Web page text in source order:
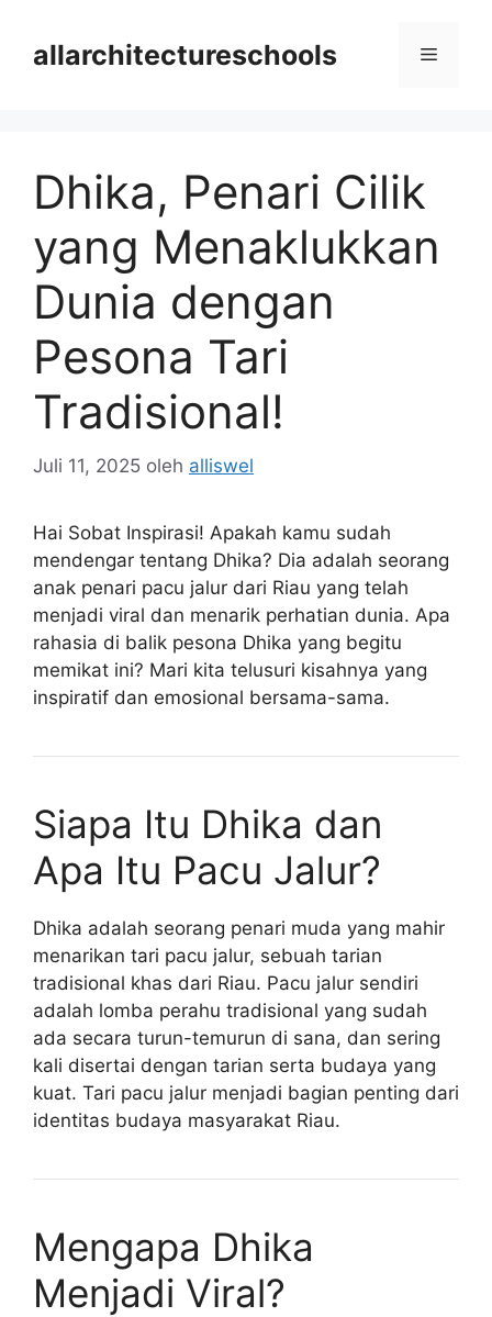
allarchitectureschools Menu
Dhika, Penari Cilik
yang Menaklukkan
Dunia dengan
Pesona Tari
Tradisional!
Juli 11, 2025 oleh alliswel
Hai Sobat Inspirasi! Apakah kamu sudah
mendengar tentang Dhika? Dia adalah seorang
anak penari pacu jalur dari Riau yang telah
menjadi viral dan menarik perhatian dunia. Apa
rahasia di balik pesona Dhika yang begitu
memikat ini? Mari kita telusuri kisahnya yang
inspiratif dan emosional bersama-sama.
Siapa Itu Dhika dan
Apa Itu Pacu Jalur?
Dhika adalah seorang penari muda yang mahir
menarikan tari pacu jalur, sebuah tarian
tradisional khas dari Riau. Pacu jalur sendiri
adalah lomba perahu tradisional yang sudah
ada secara turun-temurun di sana, dan sering
kali disertai dengan tarian serta budaya yang
kuat. Tari pacu jalur menjadi bagian penting dari
identitas budaya masyarakat Riau.
Mengapa Dhika
Menjadi Viral?